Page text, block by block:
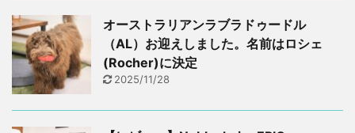
オーストラリアンラブラドゥードル
（AL）お迎えしました。名前はロシェ
(Rocher)に決定
2025/11/28